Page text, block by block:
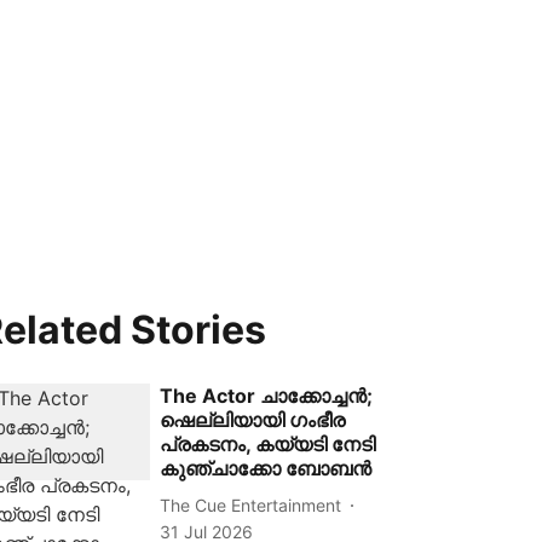
Stories
The Actor ചാക്കോച്ചൻ;
ഷെല്ലിയായി ഗംഭീര
പ്രകടനം, കയ്യടി നേടി
കുഞ്ചാക്കോ ബോബൻ
The Cue Entertainment
31 Jul 2026